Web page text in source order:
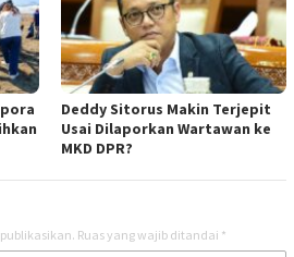
Deddy Sitorus Makin Terjepit
Usai Dilaporkan Wartawan ke
MKD DPR?
Ruas yang wajib ditandai *